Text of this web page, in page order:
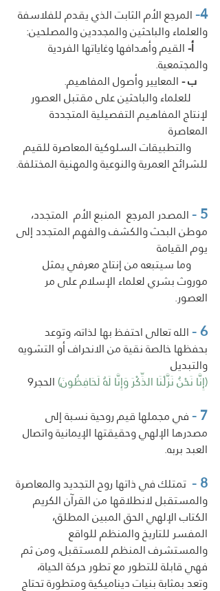
4- المرجع الأم الثابت الذي يقدم للفلاسفة
والعلماء والباحثين والمجددين والمصلحين:
   أ-
القيم وأهدافها وغاياتها الفردية
والمجتمعية.
ب - المعايير وأصول المفاهيم.
      للعلماء والباحثين على مقتبل العصور
لإنتاج المفاهيم التفصيلية المتجددة
المعاصرة
      والتطبيقات السلوكية المعاصرة للقيم
للشرائح العمرية والنوعية والمهنية المختلفة.
5 - المصدر المرجع  المنبع الأم  المتجدد،
موطن البحث والكشف والفهم المتجدد إلى
يوم القيامة
      وما سيتبعه من إنتاج معرفي يمثل
موروث بشري لعلماء الإسلام على مر
العصور.
6 - الله تعالى احتفظ بها لذاته، وتوعد
بحفظها خالصة نقية من الانحراف أو التشويه
والتبديل
(إِنَّا نَحْنُ نَزَّلْنَا الذِّكْرَ وَإِنَّا لَهُ لَحَافِظُونَ)الحجر9
7 - في مجملها قيم روحية نسبة إلى
مصدرها الإلهي وحقيقتها الإيمانية واتصال
العبد بربه.
8 -
  تمتلك في ذاتها روح التجديد والمعاصرة
والمستقبل لانطلاقها من القرآن الكريم
الكتاب الإلهي الحق المبين المطلق،
المفسر للتاريخ والمنظم للواقع
والمستشرف المنظم للمستقبل، ومن ثم
فهي قابلة للتطور مع تطور حركة الحياة،
وتعد بمثابة بنيات ديناميكية ومتطورة تحتاج